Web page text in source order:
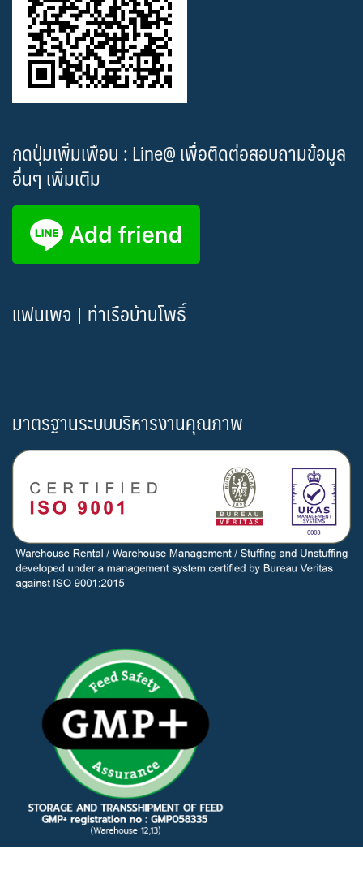
กดปุ่มเพิ่มเพือน : Line@ เพื่อติดต่อสอบถามข้อมูล
อื่นๆ เพิ่มเติม
แฟนเพจ | ท่าเรือบ้านโพธิ์
มาตรฐานระบบบริหารงานคุณภาพ